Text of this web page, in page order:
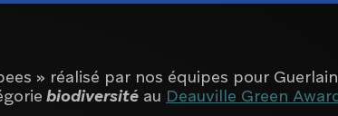
» réalisé par nos équipes pour
biodiversité au Deauville Green